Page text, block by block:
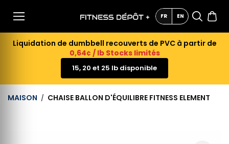
CONTE
NU FR EN
Liquidation de dumbbell recouverts de PVC à partir de
0,64¢ / lb Stocks limités
15, 20 et 25 lb disponible
MAISON CHAISE BALLON D'ÉQUILIBRE FITNESS ELEMENT